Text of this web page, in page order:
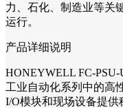
力、石化、制造业等关
运行。
产品详细说明
HONEYWELL FC-PSU-
工业自动化系列中的高
I/O模块和现场设备提供